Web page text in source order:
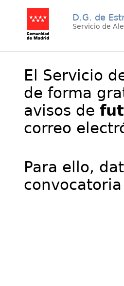
D.G. de
Servicio de
El Servicio
de forma
avisos de
correo
Para ello,